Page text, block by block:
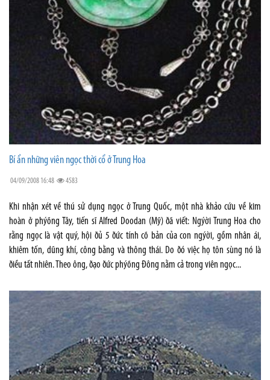
Bí ẩn những viên ngọc thời cổ ở Trung Hoa
04/09/2008 16:48 4583
Khi nhận xét về thú sử dụng ngọc ở Trung Quốc, một nhà khảo cứu về kim
hoàn ở phýõng Tây, tiến sĩ Alfred Doodan (Mỹ) ðã viết: Ngýời Trung Hoa cho
rằng ngọc là vật quý, hội ðủ 5 ðức tính cõ bản của con ngýời, gồm nhân ái,
khiêm tốn, dũng khí, công bằng và thông thái. Do ðó việc họ tôn sùng nó là
ðiều tất nhiên. Theo ông, ðạo ðức phýõng Ðông nằm cả trong viên ngọc...